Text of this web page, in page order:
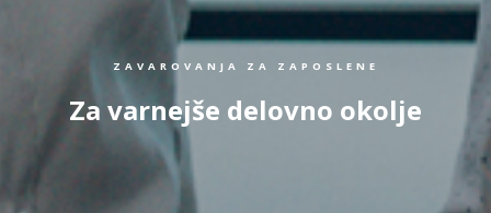
ZAVAROVANJA ZA ZAPOSLENE
Za varnejše delovno okolje